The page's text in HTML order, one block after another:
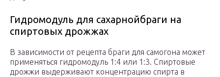
Гидромодуль для сахарнойбраги на
спиртовых дрожжах
В зависимости от рецепта браги для самогона может
применяться гидромодуль 1:4 или 1:3. Спиртовые
дрожжи выдерживают концентрацию спирта в